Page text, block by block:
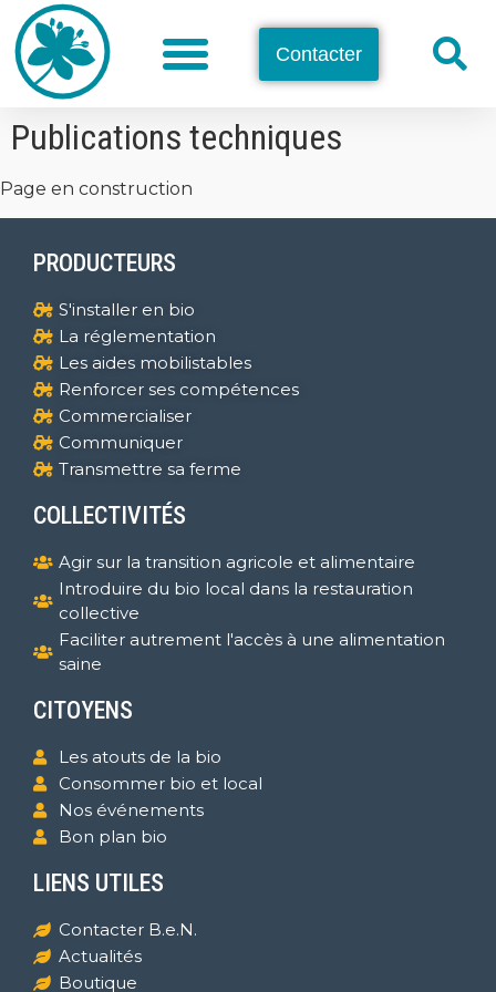
Contacter
Publications techniques
Page en construction
PRODUCTEURS
S'installer en bio
La réglementation
Les aides mobilistables
Renforcer ses compétences
Commercialiser
Communiquer
Transmettre sa ferme
COLLECTIVITÉS
Agir sur la transition agricole et alimentaire
Introduire du bio local dans la restauration
collective
Faciliter autrement l'accès à une alimentation
saine
CITOYENS
Les atouts de la bio
Consommer bio et local
Nos événements
Bon plan bio
LIENS UTILES
Contacter B.e.N.
Actualités
Boutique